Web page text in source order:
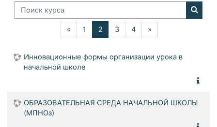
Поиск курса
Поиск
« Назад
1 2 (текущая)
3 4 »
Инновационные формы организации урока в
начальной школе
ОБРАЗОВАТЕЛЬНАЯ СРЕДА НАЧАЛЬНОЙ ШКОЛЫ
(МПНОз)